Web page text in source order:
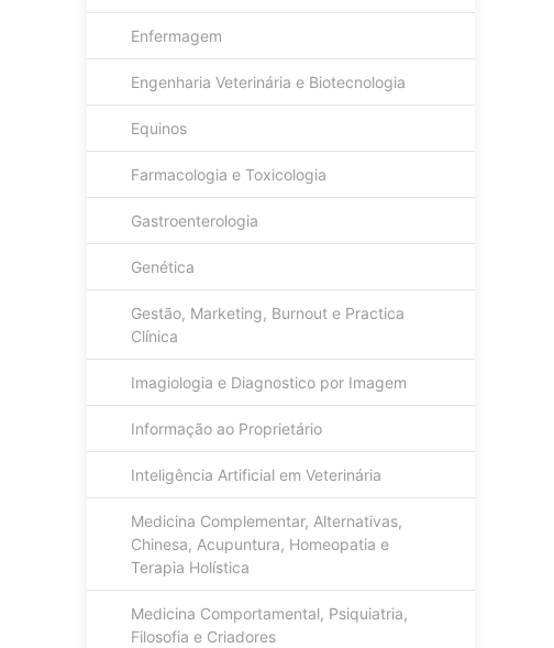
Enfermagem
Engenharia Veterinária e Biotecnologia
Equinos
Farmacologia e Toxicologia
Gastroenterologia
Genética
Gestão, Marketing, Burnout e Practica
Clínica
Imagiologia e Diagnostico por Imagem
Informação ao Proprietário
Inteligência Artificial em Veterinária
Medicina Complementar, Alternativas,
Chinesa, Acupuntura, Homeopatia e
Terapia Holística
Medicina Comportamental, Psiquiatria,
Filosofia e Criadores